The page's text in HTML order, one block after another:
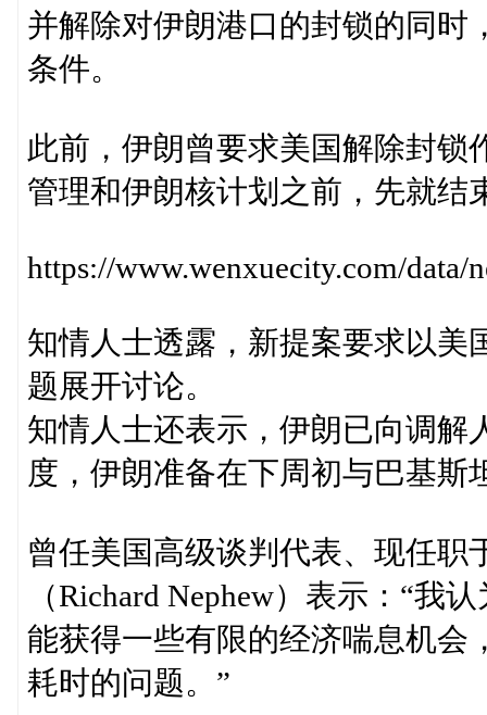
并解除对伊朗港口的封锁的同时
条件。
此前，伊朗曾要求美国解除封锁
管理和伊朗核计划之前，先就结
https://www.wenxuecity.com/data/
知情人士透露，新提案要求以美
题展开讨论。
知情人士还表示，伊朗已向调解
度，伊朗准备在下周初与巴基斯
曾任美国高级谈判代表、现任职
（Richard Nephew）表示：“我
能获得一些有限的经济喘息机会
耗时的问题。”